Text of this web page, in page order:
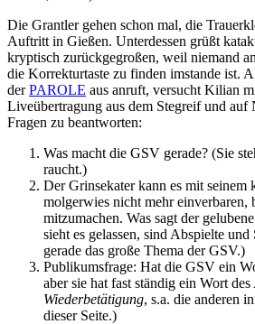
Die Grantler gehen schon mal, die
Auftritt in Gießen. Unterdessen grüßt
kryptisch zurückgegroßen, weil niemand
die Korrekturtaste zu finden imstande ist.
derPAROLE aus anruft, versucht Kilian
Liveübertragung aus dem Stegreif und auf
Fragen zu beantworten:
Was macht die GSV gerade? (Sie
raucht.)
Der Grinsekater kann es mit seinem
molgerwies nicht mehr einverbaren,
mitzumachen. Was sagt der
sieht es gelassen, sind Abspielte
gerade das große Thema der GSV.)
Publikumsfrage: Hat die GSV ein
aber sie hat fast ständig ein Wort
Wiederbetätigung, s.a. die anderen
dieser Seite.)